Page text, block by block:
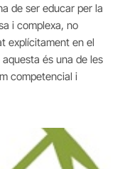
de ser educar per la
i complexa, no
explícitament en el
és una de les
competencial i